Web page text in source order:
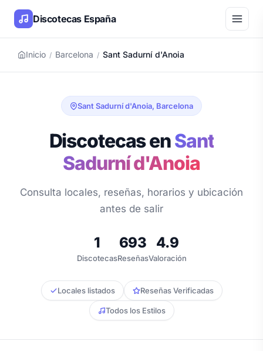
Discotecas España
Inicio / Barcelona / Sant Sadurní d'Anoia
Sant Sadurní d'Anoia, Barcelona
Discotecas enSant
Sadurní d'Anoia
Consulta locales, reseñas, horarios y ubicación
antes de salir
1
Discotecas
693
Reseñas
4.9
Valoración
Locales listados Reseñas Verificadas
Todos los Estilos